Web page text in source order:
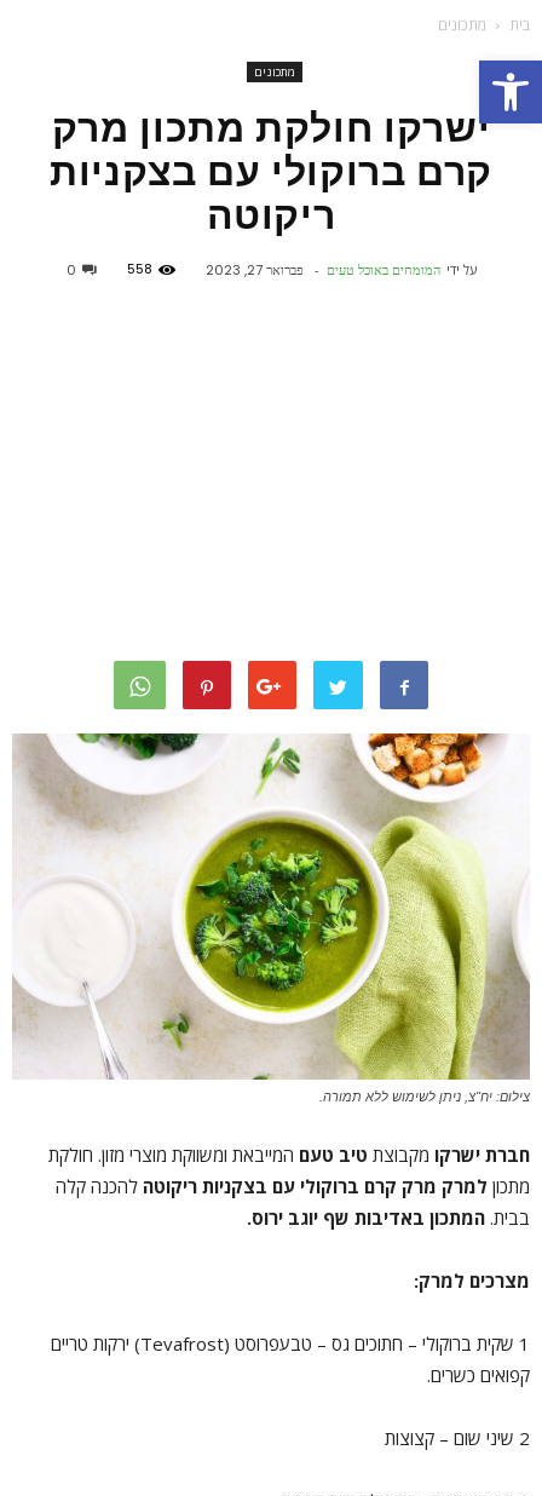
פתח סרגל נגישות
בית מתכונים
מתכונים
ישרקו חולקת מתכון מרק
קרם ברוקולי עם בצקניות
ריקוטה
על ידי המומחים באוכל טעים - פברואר 27, 2023 558
0
צילום: יח"צ, ניתן לשימוש ללא תמורה.
חברת ישרקו מקבוצת טיב טעם המייבאת ומשווקת מוצרי מזון. חולקת
מתכון למרק מרק קרם ברוקולי עם בצקניות ריקוטה להכנה קלה
בבית. המתכון באדיבות שף יוגב ירוס.
מצרכים למרק:
1 שקית ברוקולי – חתוכים גס – טבעפרוסט (Tevafrost) ירקות טריים
קפואים כשרים.
2 שיני שום – קצוצות